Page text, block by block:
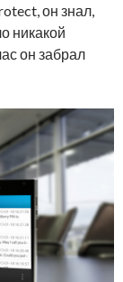
он знал,
никакой
он забрал